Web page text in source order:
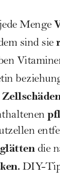
Menge
sind sie
glättendie
DIY-